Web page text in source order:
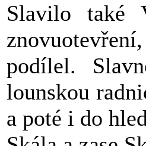
Slavilo také
podílel.
lounskou
a poté i do